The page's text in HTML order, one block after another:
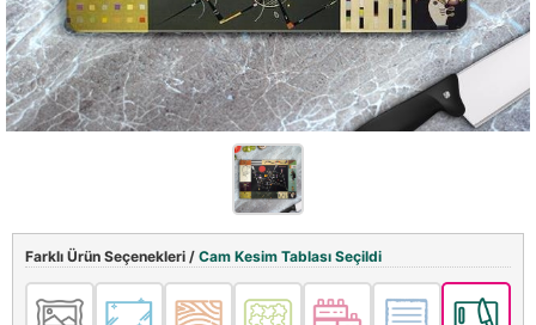
Farklı Ürün Seçenekleri / Cam Kesim Tablası Seçildi